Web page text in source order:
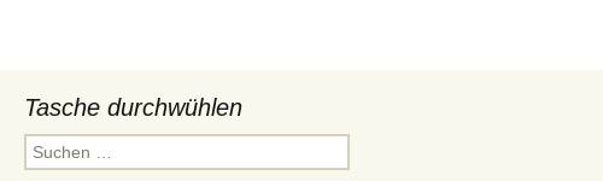
Tasche durchwühlen
Suchen
nach: